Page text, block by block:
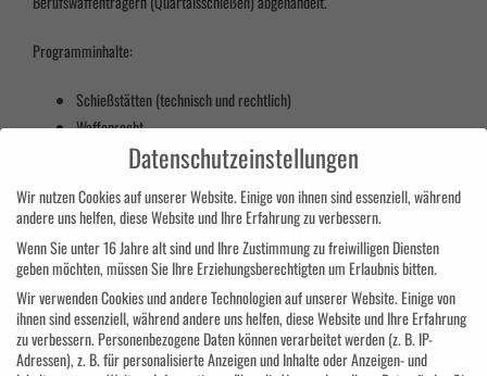
Programminhalte:
Schießstätten (technisch und rechtlich)
Waffenrecht
Verwaltungsvorschriften
Waffentechnik (Geschosswirkung)
Beaufsichtigung von Berufswaffenträgern
Zielgruppe:
Seminar richtet sich sowohl an berufserfahrene Personenschützer. Zur
Datenschutzeinstellungen
Wir nutzen Cookies auf unserer Website. Einige von ihnen sind essenziell, während
andere uns helfen, diese Website und Ihre Erfahrung zu verbessern.
Wenn Sie unter 16 Jahre alt sind und Ihre Zustimmung zu freiwilligen Diensten
geben möchten, müssen Sie Ihre Erziehungsberechtigten um Erlaubnis bitten.
Wir verwenden Cookies und andere Technologien auf unserer Website. Einige von
ihnen sind essenziell, während andere uns helfen, diese Website und Ihre Erfahrung
zu verbessern. Personenbezogene Daten können verarbeitet werden (z. B. IP-
Adressen), z. B. für personalisierte Anzeigen und Inhalte oder Anzeigen- und